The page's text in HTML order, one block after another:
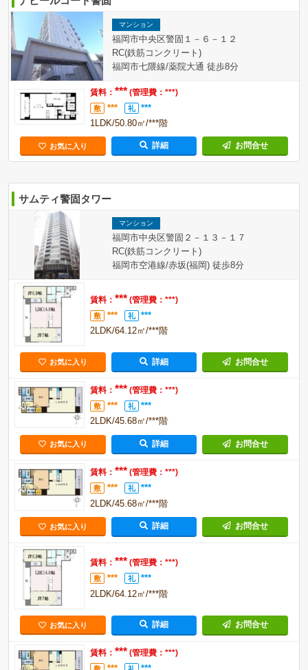
マンション
福岡市中央区警固１－６－１２
RC(鉄筋コンクリート)
福岡市七隈線/薬院大通 徒歩8分
賃料： *** (管理費：***)
敷 *** 礼
***
1LDK/50.80㎡/***階
お気に入り 詳細 お問合せ
サムティ警固タワー
マンション
福岡市中央区警固２－１３－１７
RC(鉄筋コンクリート)
福岡市空港線/赤坂(福岡) 徒歩8分
賃料： *** (管理費：***)
敷 *** 礼
***
2LDK/64.12㎡/***階
お気に入り 詳細 お問合せ
賃料： *** (管理費：***)
敷 *** 礼
***
2LDK/45.68㎡/***階
お気に入り 詳細 お問合せ
賃料： *** (管理費：***)
敷 *** 礼
***
2LDK/45.68㎡/***階
お気に入り 詳細 お問合せ
賃料： *** (管理費：***)
敷 *** 礼
***
2LDK/64.12㎡/***階
お気に入り 詳細 お問合せ
賃料： *** (管理費：***)